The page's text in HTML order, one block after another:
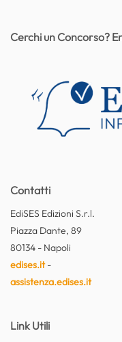
Contatti
EdiSES Edizioni S.r.l.
Piazza Dante, 89
80134 - Napoli
edises.it-
assistenza.edises.it
Link Utili
Cerchi un Concorso?